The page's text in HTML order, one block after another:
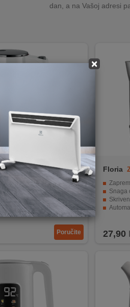
×
dan, a na Vašoj adresi
poklopca samo dodirom gumba.
i energiji s pokazateljem za šalice
vode s obje strane
funkcija
Poručite
Floria
Snaga
27,90